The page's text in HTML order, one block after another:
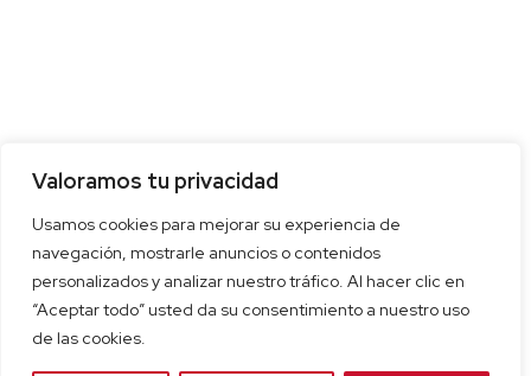
Valoramos tu privacidad
Usamos cookies para mejorar su experiencia de
navegación, mostrarle anuncios o contenidos
personalizados y analizar nuestro tráfico. Al hacer clic en
“Aceptar todo” usted da su consentimiento a nuestro uso
de las cookies.